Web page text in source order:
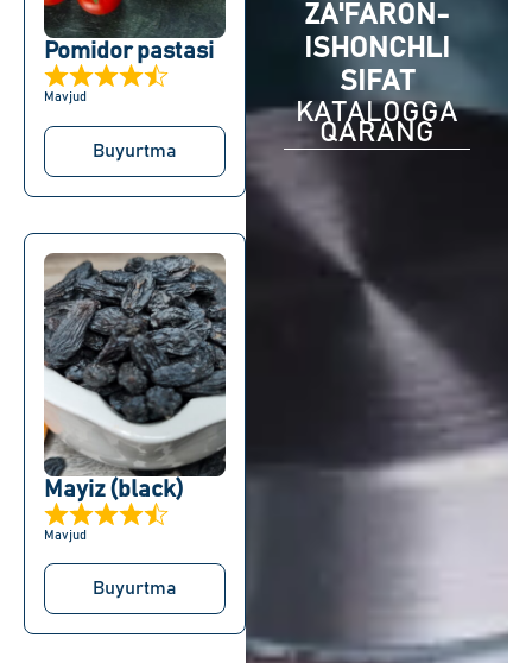
Pomidor pastasi
Mavjud
Buyurtma
Mayiz (black)
Mavjud
Buyurtma
ZA'FARON-
ISHONCHLI
SIFAT
KATALOGGA
QARANG